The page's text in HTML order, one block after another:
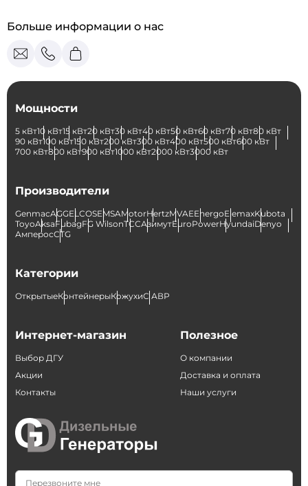
Больше информации о нас
Мощности
5 кВт10 кВт15 кВт20 кВт30 кВт40 кВт50 кВт60 кВт70 кВт80 кВт
90 кВт100 кВт150 кВт200 кВт300 кВт400 кВт500 кВт600 кВт
700 кВт800 кВт900 кВт1000 кВт2000 кВт3000 кВт
Производители
GenmacAGGELCOSEMSAMotorHertzMVAEEnergoElemaxKubota
ToyoAksaFubagFG WilsonТССАзимутEuroPowerHyundaiDenyo
АмперосCTG
Категории
ОткрытыеКонтейнерыКожухиС АВР
Интернет-магазин
Выбор ДГУ
Акции
Контакты
Полезное
О компании
Доставка и оплата
Наши услуги